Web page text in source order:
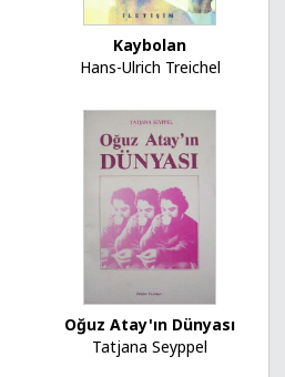
Kaybolan
Hans-Ulrich Treichel
Oğuz Atay'ın Dünyası
Tatjana Seyppel